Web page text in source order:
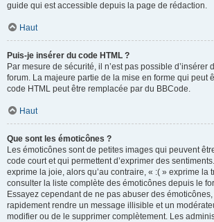
guide qui est accessible depuis la page de rédaction.
Haut
Puis-je insérer du code HTML ?
Par mesure de sécurité, il n’est pas possible d’insérer
forum. La majeure partie de la mise en forme qui peut
code HTML peut être remplacée par du BBCode.
Haut
Que sont les émoticônes ?
Les émoticônes sont de petites images qui peuvent
code court et qui permettent d’exprimer des
exprime la joie, alors qu’au contraire, « :( » exprime la
consulter la liste complète des émoticônes depuis le
Essayez cependant de ne pas abuser des
rapidement rendre un message illisible et un
modifier ou de le supprimer complètement. Les